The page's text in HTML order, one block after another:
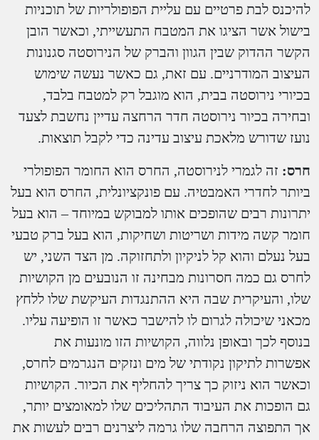
להיכנס לבת פרטיים עם עליית הפופולריות של תוכניות
בישול אשר הציגו את המטבח התעשייתי, וכאשר הובן
הקשר ההדוק שבין הגוון והברק של הנירוסטה סגנונות
העיצוב המודרניים. עם זאת, גם כאשר נעשה שימוש
בכיורי נירוסטה בבית, הוא מוגבל רק למטבח בלבד,
ובחירה בכיור נירוסטה חדר הרחצה עדיין נחשבת לצעד
נועז שדורש מלאכת עיצוב עדינה כדי לקבל תוצאות.
חרס: זה לגמרי לנירוסטה, החרס הוא החומר הפופולרי
ביותר לחדרי האמבטיה. עם פונקציונלית, החרס הוא בעל
יתרונות רבים שהופכים אותו למבוקש במיוחד – הוא בעל
חומר קשה מידות ושריטות ושחיקות, הוא בעל ברק טבעי
בעל נעלם והוא קל לניקיון ולתחזוקה. מן הצד השני, יש
לחרס גם כמה חסרונות מבחינה זו הנובעים מן הקושיות
שלו, והעיקרית שבה היא ההתנגדות העיקשת שלו ללחץ
מכאני שיכולה לגרום לו להישבר כאשר זו הופיעה עליו.
בנוסף לכך ובאופן נלווה, הקושיות הזו מונעות את
אפשרות לתיקון נקודתי של מים ונזקים הנגרמים לחרס,
וכאשר הוא ניזוק כך צריך להחליף את הכיור. הקושיות
גם הופכות את העיבוד התהליכים שלו למאומצים יותר,
אך התפוצה הרחבה שלו גרמה ליצרנים רבים לעשות את